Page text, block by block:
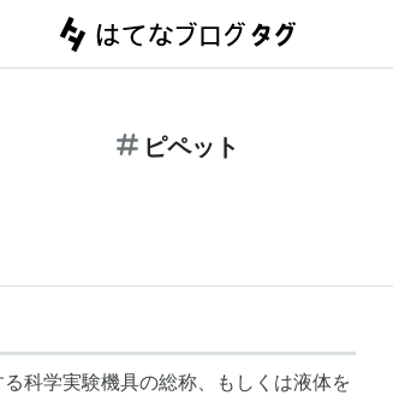
ピペット
科学実験機具の総称、もしくは液体を